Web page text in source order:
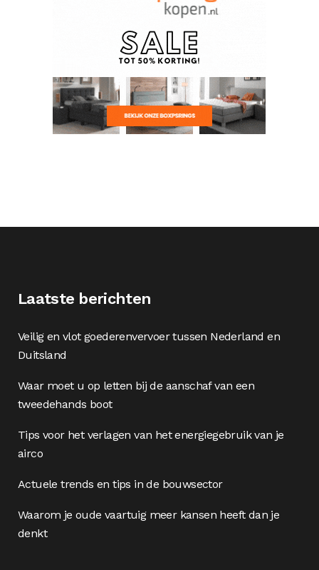
Laatste berichten
Veilig en vlot goederenvervoer tussen Nederland en
Duitsland
Waar moet u op letten bij de aanschaf van een
tweedehands boot
Tips voor het verlagen van het energiegebruik van je
airco
Actuele trends en tips in de bouwsector
Waarom je oude vaartuig meer kansen heeft dan je
denkt